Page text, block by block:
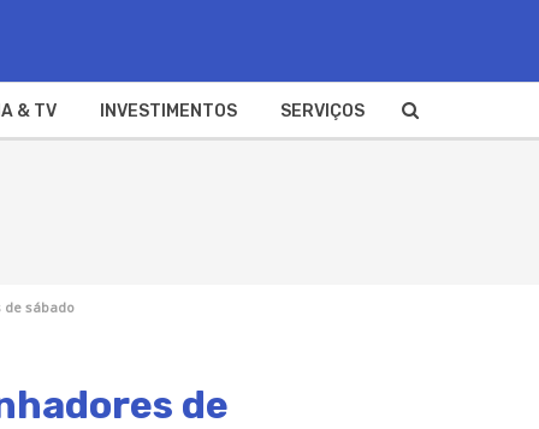
& TV INVESTIMENTOS SERVIÇOS
de sábado
de